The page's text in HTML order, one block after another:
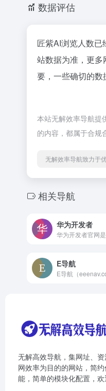
数据评估
匠紫AI浏览人数
站数据为准，更
要，一些确切的数
本站无解效率导航提
的内容，都属于合规
无解效率导航致力于
相关导航
华为开发者
E导航
无解高效导航，集网址、
网效率为目的的网站，简
能，简单的模块化配置，欢